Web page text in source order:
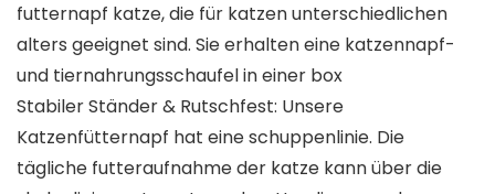
futternapf katze, die für katzen unterschiedlichen
alters geeignet sind. Sie erhalten eine katzennapf-
und tiernahrungsschaufel in einer box
Stabiler Ständer & Rutschfest: Unsere
Katzenfütternapf hat eine schuppenlinie. Die
tägliche futteraufnahme der katze kann über die